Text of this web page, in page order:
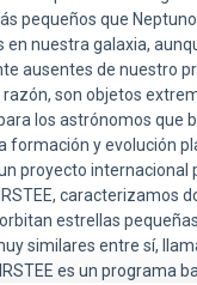
pequeños que
en nuestra galaxia,
ausentes de nuestro
razón, son objetos
los astrónomos que
formación y evolución
proyecto internacional
caracterizamos
estrellas
similares entre sí,
es un programa